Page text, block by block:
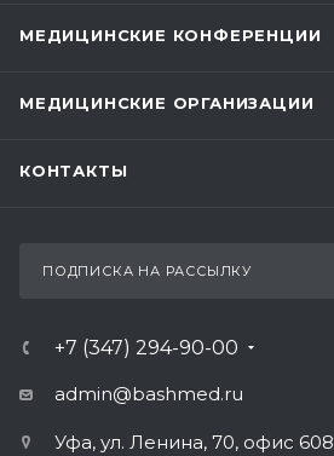
МЕДИЦИНСКИЕ КОНФЕРЕНЦИИ
МЕДИЦИНСКИЕ ОРГАНИЗАЦИИ
КОНТАКТЫ
ПОДПИСКА НА РАССЫЛКУ
+7 (347) 294-90-00
admin@bashmed.ru
Уфа, ул. Ленина, 70, офис 608